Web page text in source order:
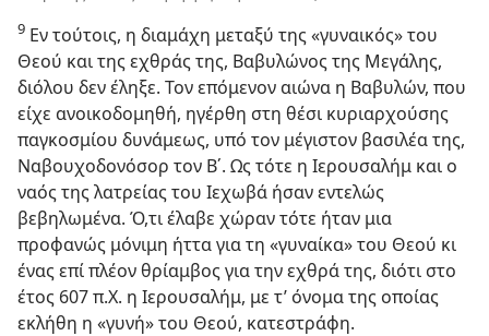
9 Εν τούτοις, η διαμάχη μεταξύ της «γυναικός» του
Θεού και της εχθράς της, Βαβυλώνος της Μεγάλης,
διόλου δεν έληξε. Τον επόμενον αιώνα η Βαβυλών, που
είχε ανοικοδομηθή, ηγέρθη στη θέσι κυριαρχούσης
παγκοσμίου δυνάμεως, υπό τον μέγιστον βασιλέα της,
Ναβουχοδονόσορ τον Β΄. Ως τότε η Ιερουσαλήμ και ο
ναός της λατρείας του Ιεχωβά ήσαν εντελώς
βεβηλωμένα. Ό,τι έλαβε χώραν τότε ήταν μια
προφανώς μόνιμη ήττα για τη «γυναίκα» του Θεού κι
ένας επί πλέον θρίαμβος για την εχθρά της, διότι στο
έτος 607 π.Χ. η Ιερουσαλήμ, με τ’ όνομα της οποίας
εκλήθη η «γυνή» του Θεού, κατεστράφη.